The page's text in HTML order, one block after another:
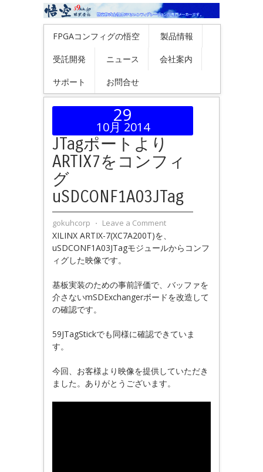
FPGAコンフィグの悟空 製品情報
受託開発 ニュース 会社案内
サポート お問合せ
29
10月 2014
JTagポートより
ARTIX7をコンフィ
グ
uSDCONF1A03JTag
gokuhcorp ⋅ Leave a Comment
XILINX ARTIX-7(XC7A200T)を、
uSDCONF1A03JTagモジュールからコンフ
ィグした映像です。
基板実装のための事前評価で、バッファを
介さないmSDExchangerボードを改造して
の確認です。
59JTagStickでも同様に確認できていま
す。
今回、お客様より映像を提供していただき
ました。ありがとうございます。